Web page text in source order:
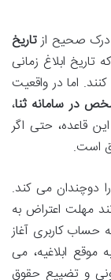
درک صحیح ازتاریخ
ابلاغ زمانی
اما در واقعیت
در سامانه ثنا،
قاعده، حتی اگر
است.
را دوچندان می کند.
مهلت اعتراض به
حساب کاربری آغاز
موقع ابلاغیه، می
و تضییع حقوق